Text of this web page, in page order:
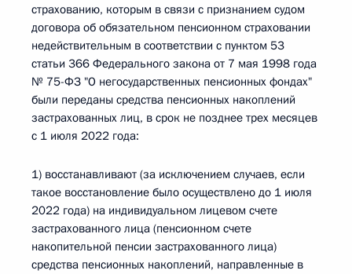
страхованию, которым в связи с признанием судом
договора об обязательном пенсионном страховании
недействительным в соответствии с пунктом 53
статьи 366 Федерального закона от 7 мая 1998 года
№ 75-ФЗ "О негосударственных пенсионных фондах"
были переданы средства пенсионных накоплений
застрахованных лиц, в срок не позднее трех месяцев
с 1 июля 2022 года:
1) восстанавливают (за исключением случаев, если
такое восстановление было осуществлено до 1 июля
2022 года) на индивидуальном лицевом счете
застрахованного лица (пенсионном счете
накопительной пенсии застрахованного лица)
средства пенсионных накоплений, направленные в